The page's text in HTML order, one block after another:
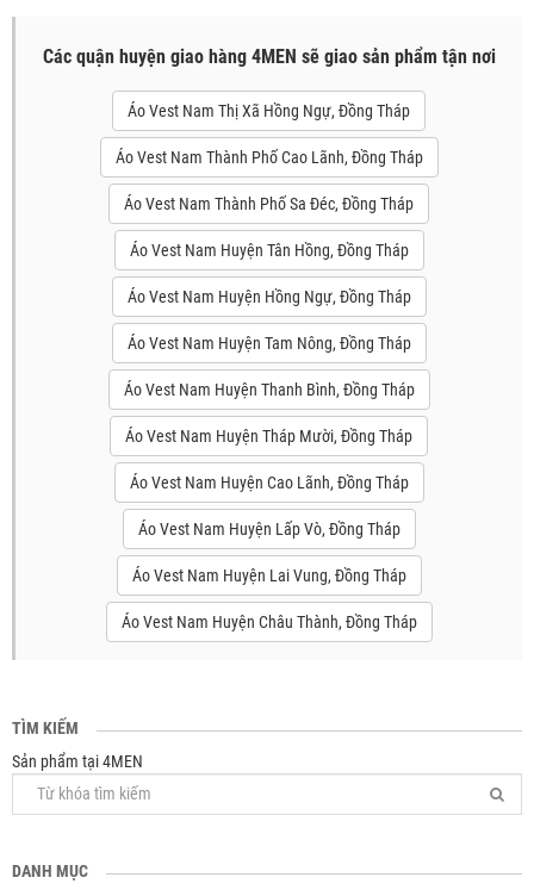
Các quận huyện giao hàng 4MEN sẽ giao sản phẩm tận nơi
Áo Vest Nam Thị Xã Hồng Ngự, Đồng Tháp
Áo Vest Nam Thành Phố Cao Lãnh, Đồng Tháp
Áo Vest Nam Thành Phố Sa Đéc, Đồng Tháp
Áo Vest Nam Huyện Tân Hồng, Đồng Tháp
Áo Vest Nam Huyện Hồng Ngự, Đồng Tháp
Áo Vest Nam Huyện Tam Nông, Đồng Tháp
Áo Vest Nam Huyện Thanh Bình, Đồng Tháp
Áo Vest Nam Huyện Tháp Mười, Đồng Tháp
Áo Vest Nam Huyện Cao Lãnh, Đồng Tháp
Áo Vest Nam Huyện Lấp Vò, Đồng Tháp
Áo Vest Nam Huyện Lai Vung, Đồng Tháp
Áo Vest Nam Huyện Châu Thành, Đồng Tháp
TÌM KIẾM
Sản phẩm tại 4MEN
DANH MỤC